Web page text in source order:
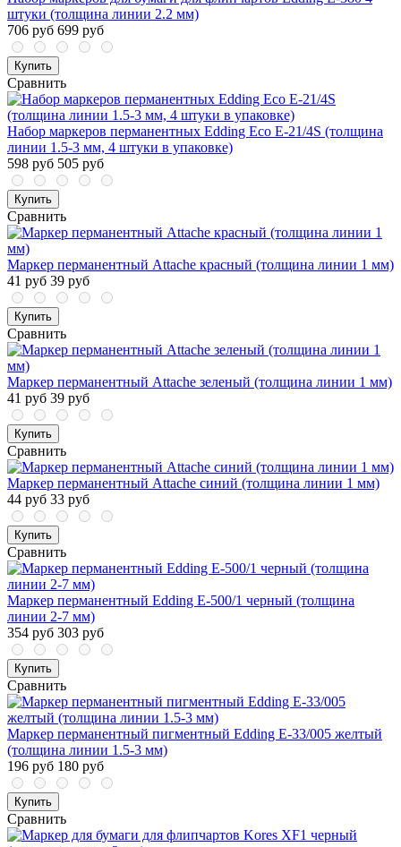
штуки (толщина линии 2.2 мм)
706 руб 699 руб
Купить
Сравнить
Набор маркеров перманентных Edding Eco E-21/4S (толщина
линии 1.5-3 мм, 4 штуки в упаковке)
598 руб 505 руб
Купить
Сравнить
Маркер перманентный Attache красный (толщина линии 1 мм)
41 руб 39 руб
Купить
Сравнить
Маркер перманентный Attache зеленый (толщина линии 1 мм)
41 руб 39 руб
Купить
Сравнить
Маркер перманентный Attache синий (толщина линии 1 мм)
44 руб 33 руб
Купить
Сравнить
Маркер перманентный Edding E-500/1 черный (толщина
линии 2-7 мм)
354 руб 303 руб
Купить
Сравнить
Маркер перманентный пигментный Edding E-33/005 желтый
(толщина линии 1.5-3 мм)
196 руб 180 руб
Купить
Сравнить